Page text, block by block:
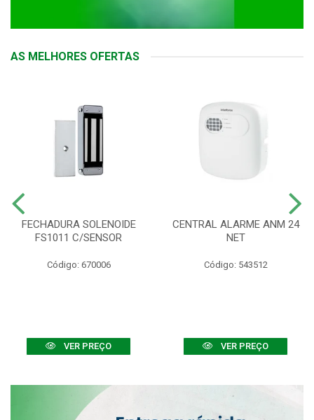
AS MELHORES OFERTAS
FECHADURA SOLENOIDE
FS1011 C/SENSOR
Código: 670006
VER PREÇO
CENTRAL ALARME ANM 24
NET
Código: 543512
VER PREÇO